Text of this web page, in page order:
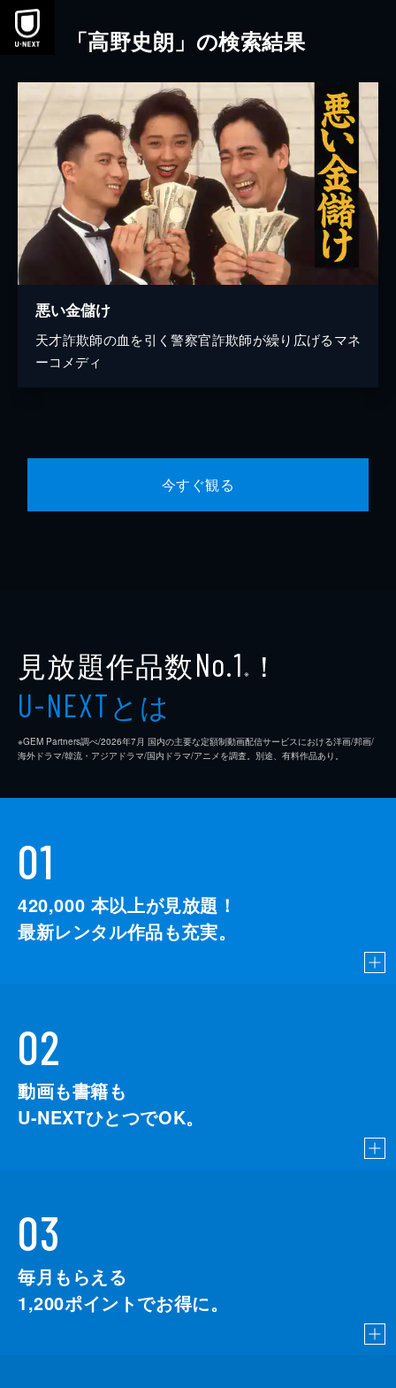
本文へスキップ
「高野史朗」の検索結果
悪い金儲け
天才詐欺師の血を引く警察官詐欺師が繰り広げるマネ
ーコメディ
今すぐ観る
見放題作品数No.1 ※ ！
U-NEXTとは
※GEM Partners調べ/2026年7⽉ 国内の主要な定額制動画配信サービスにおける洋画/邦画/
海外ドラマ/韓流・アジアドラマ/国内ドラマ/アニメを調査。別途、有料作品あり。
01
420,000 本以上が見放題！
最新レンタル作品も充実。
02
動画も書籍も
U-NEXTひとつでOK。
03
毎月もらえる
1,200ポイントでお得に。